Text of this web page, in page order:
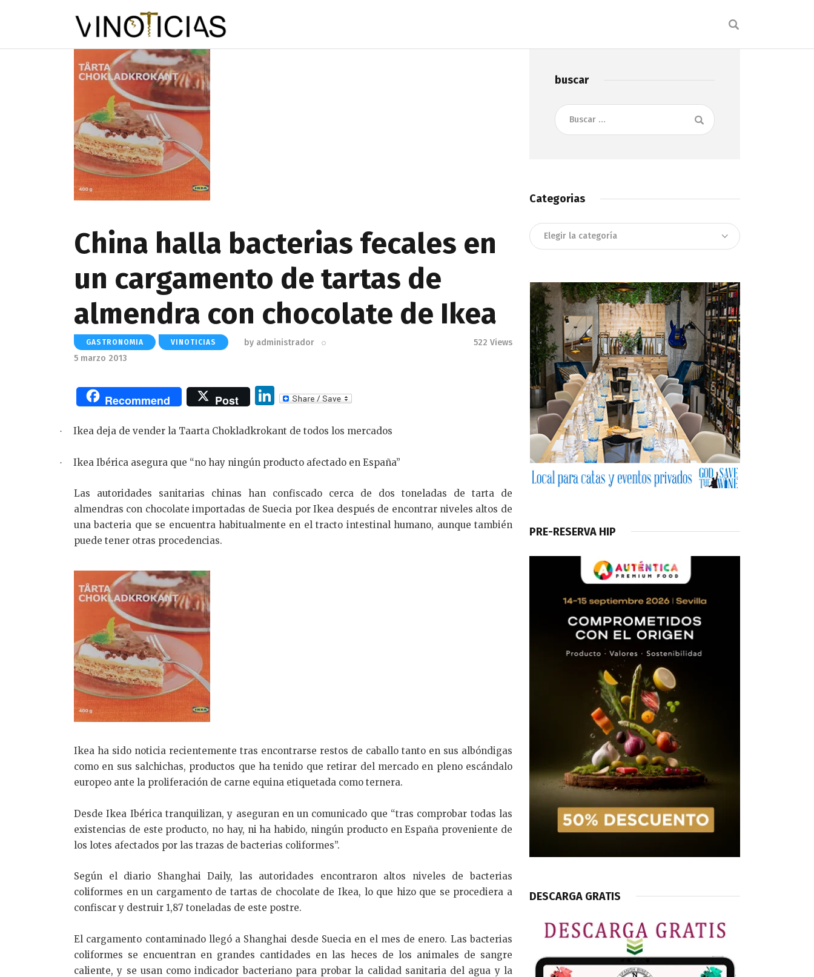
China halla bacterias fecales en
un cargamento de tartas de
almendra con chocolate de Ikea
GASTRONOMIA VINOTICIAS by administrador
5 marzo 2013
522 Views
Recommend Post
Li
k
e
dI
n
· Ikea deja de vender la Taarta Chokladkrokant de todos los mercados
· Ikea Ibérica asegura que “no hay ningún producto afectado en España”
Las autoridades sanitarias chinas han confiscado cerca de dos toneladas de tarta de
almendras con chocolate importadas de Suecia por Ikea después de encontrar niveles altos de
una bacteria que se encuentra habitualmente en el tracto intestinal humano, aunque también
puede tener otras procedencias.
Ikea ha sido noticia recientemente tras encontrarse restos de caballo tanto en sus albóndigas
como en sus salchichas, productos que ha tenido que retirar del mercado en pleno escándalo
europeo ante la proliferación de carne equina etiquetada como ternera.
Desde Ikea Ibérica tranquilizan, y aseguran en un comunicado que “tras comprobar todas las
existencias de este producto, no hay, ni ha habido, ningún producto en España proveniente de
los lotes afectados por las trazas de bacterias coliformes”.
Según el diario Shanghai Daily, las autoridades encontraron altos niveles de bacterias
coliformes en un cargamento de tartas de chocolate de Ikea, lo que hizo que se procediera a
confiscar y destruir 1,87 toneladas de este postre.
El cargamento contaminado llegó a Shanghai desde Suecia en el mes de enero. Las bacterias
coliformes se encuentran en grandes cantidades en las heces de los animales de sangre
caliente, y se usan como indicador bacteriano para probar la calidad sanitaria del agua y la
buscar
Buscar:
Categorias
Categorias
PRE-RESERVA HIP
DESCARGA GRATIS